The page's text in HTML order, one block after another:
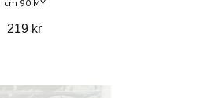
cm 90 MY
219 kr